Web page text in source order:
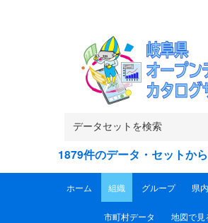
1879件のデータ・セットか
ホーム 組織 グループ 県
市町村データ 地図で見